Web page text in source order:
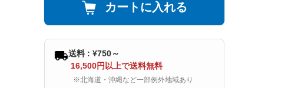
カートに入れる
送料 : ¥750～
16,500円以上で送料無料
※北海道・沖縄など一部例外地域あり